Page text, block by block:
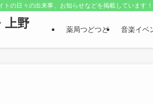
の日々の出来事、お知らせなどを掲載しています
上野
薬局つどつど 音楽イベ